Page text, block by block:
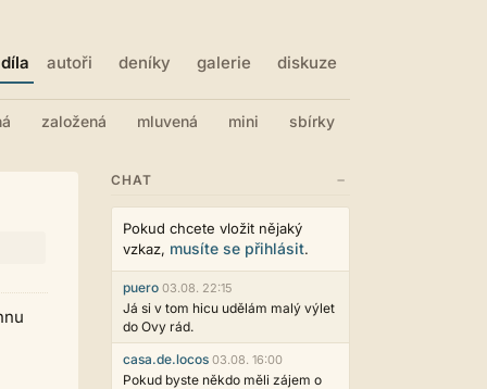
díla autoři deníky galerie diskuze
založená mluvená mini sbírky
CHAT −
Pokud chcete vložit nějaký
vzkaz, musíte se přihlásit.
puero 03.08. 22:15
Já si v tom hicu udělám malý výlet
do Ovy rád.
casa.de.locos 03.08. 16:00
Pokud byste někdo měli zájem o